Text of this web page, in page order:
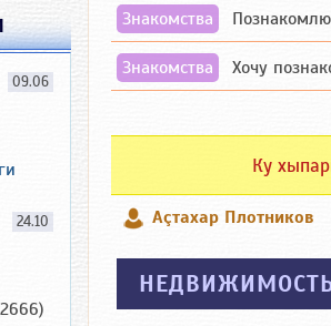
Знакомства
Знакомства Хочу
Ку
Аçтахар Плотников
09.06
24.10